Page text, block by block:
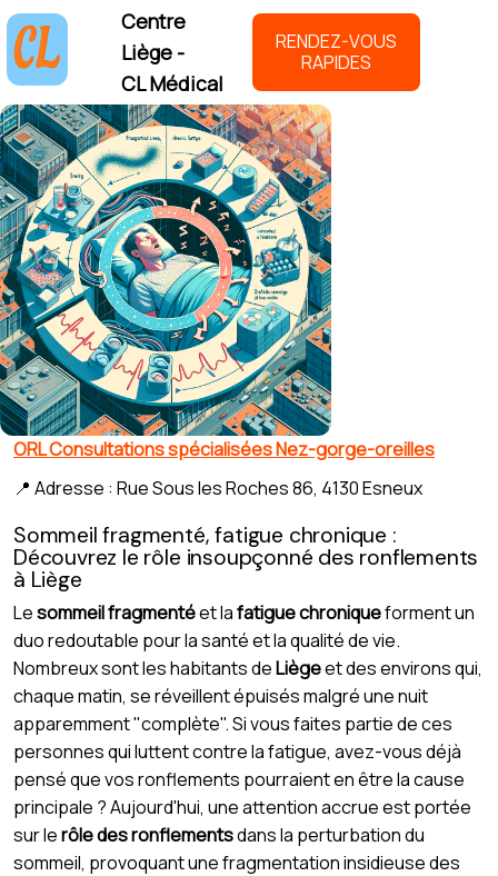
Centre
Liège -
CL Médical
RENDEZ-VOUS
RAPIDES
ORL Consultations spécialisées Nez-gorge-oreilles
📍 Adresse : Rue Sous les Roches 86, 4130 Esneux
Sommeil fragmenté, fatigue chronique :
Découvrez le rôle insoupçonné des ronflements
à Liège
Lesommeil fragmentéet lafatigue chroniqueforment un
duo redoutable pour la santé et la qualité de vie.
Nombreux sont les habitants deLiègeet des environs qui,
chaque matin, se réveillent épuisés malgré une nuit
apparemment "complète". Si vous faites partie de ces
personnes qui luttent contre la fatigue, avez-vous déjà
pensé que vos ronflements pourraient en être la cause
principale ? Aujourd'hui, une attention accrue est portée
sur lerôle des ronflementsdans la perturbation du
sommeil, provoquant une fragmentation insidieuse des